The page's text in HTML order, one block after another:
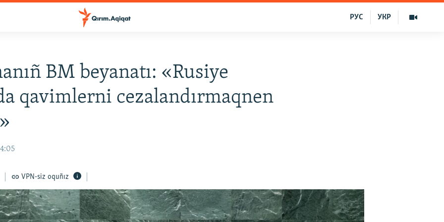
УКР
РУС
BM beyanatı: «Rusiye
qavimlerni cezalandırmaqnen
VPN-siz oquñız